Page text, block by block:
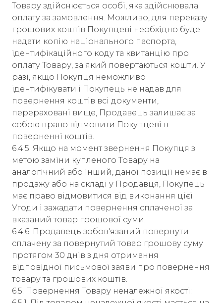
Товару здійснюється особі, яка здійснювала
оплату за замовлення. Можливо, для переказу
грошових коштів Покупцеві необхідно буде
надати копію національного паспорта,
ідентифікаційного коду та квитанцію про
оплату Товару, за який повертаються кошти. У
разі, якщо Покупця неможливо
ідентифікувати і Покупець не надав для
повернення коштів всі документи,
перераховані вище, Продавець залишає за
собою право відмовити Покупцеві в
поверненні коштів.
6.4.5. Якщо на момент звернення Покупця з
метою заміни купленого Товару на
аналогічний або інший, даної позиції немає в
продажу або на складі у Продавця, Покупець
має право відмовитися від виконання цієї
Угоди і зажадати повернення сплаченої за
вказаний товар грошової суми.
6.4.6. Продавець зобов'язаний повернути
сплачену за повернутий товар грошову суму
протягом 30 днів з дня отримання
відповідної письмової заяви про повернення
товару та грошових коштів.
6.5. Повернення Товару неналежної якості: